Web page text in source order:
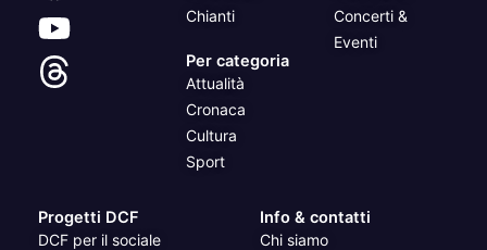
Chianti
Per categoria
Attualità
Cronaca
Cultura
Sport
Concerti &
Eventi
Progetti DCF
DCF per il sociale
Info & contatti
Chi siamo